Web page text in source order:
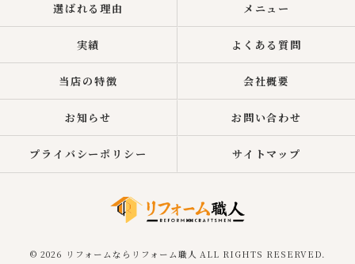
選ばれる理由 メニュー
実績 よくある質問
当店の特徴 会社概要
お知らせ お問い合わせ
プライバシーポリシー サイトマップ
© 2026 リフォームならリフォーム職人 ALL RIGHTS RESERVED.